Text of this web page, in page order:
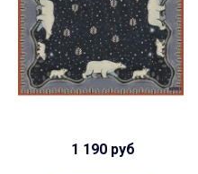
1 190 руб